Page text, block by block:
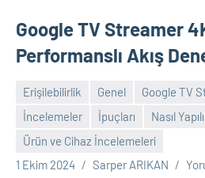
Google TV Streamer
Performanslı Akış
Erişilebilirlik Genel
Google TV
İncelemeler
İpuçları
Nasıl
Ürün ve Cihaz İncelemeleri
1 Ekim 2024
Sarper ARIKAN